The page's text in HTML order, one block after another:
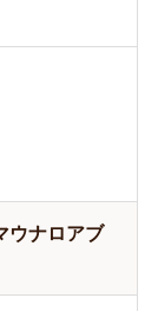
ウナロアブ